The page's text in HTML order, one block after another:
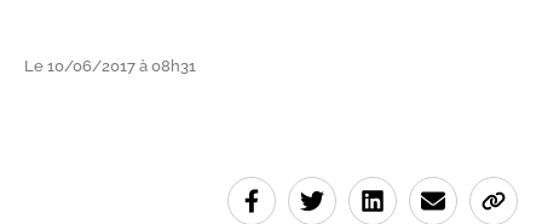
Le 10/06/2017 à 08h31